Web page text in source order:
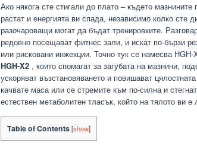
Ако някога сте стигали до плато – където
растат и енергията ви спада, независимо колко сте
разочароващи могат да бъдат тренировките.
редовно посещават фитнес зали, и искат по-бързи
или рисковани инжекции. Точно тук се намесва
HGH-X2 , които спомагат за загубата на мазнини,
ускоряват възстановяването и повишават
качвате маса или се стремите към по-силна и
естествен метаболитен тласък, който на тялото ви е
Table of Contents[show]